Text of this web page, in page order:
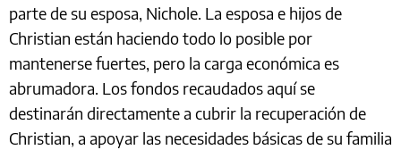
parte de su esposa, Nichole. La esposa e hijos de
Christian están haciendo todo lo posible por
mantenerse fuertes, pero la carga económica es
abrumadora. Los fondos recaudados aquí se
destinarán directamente a cubrir la recuperación de
Christian, a apoyar las necesidades básicas de su familia